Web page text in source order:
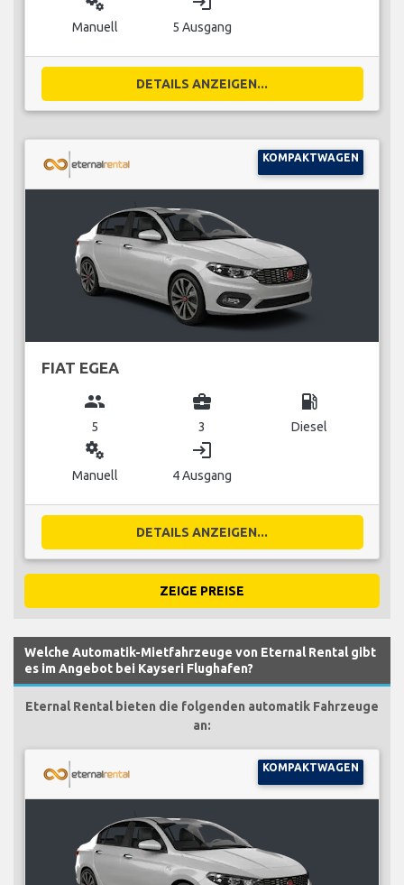
Manuell 5 Ausgang
DETAILS ANZEIGEN...
KOMPAKTWAGEN
FIAT EGEA
group
5
business_center
3
local_gas_station
Diesel
miscellaneous_services
Manuell
login
4 Ausgang
DETAILS ANZEIGEN...
ZEIGE PREISE
Welche Automatik-Mietfahrzeuge von Eternal Rental gibt
es im Angebot bei Kayseri Flughafen?
Eternal Rental bieten die folgenden automatik Fahrzeuge
an:
KOMPAKTWAGEN